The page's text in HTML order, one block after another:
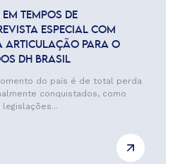
TEMPOS DE
ESPECIAL COM
ARTICULAÇÃO PARA O
DH BRASIL
do país é de total perda
conquistados, como